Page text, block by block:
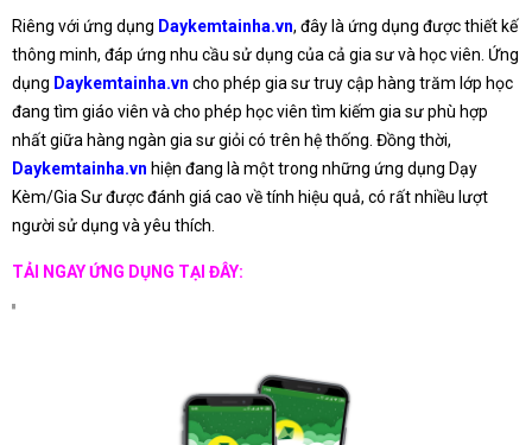
Riêng với ứng dụng Daykemtainha.vn, đây là ứng dụng được thiết kế
thông minh, đáp ứng nhu cầu sử dụng của cả gia sư và học viên. Ứng
dụng Daykemtainha.vn cho phép gia sư truy cập hàng trăm lớp học
đang tìm giáo viên và cho phép học viên tìm kiếm gia sư phù hợp
nhất giữa hàng ngàn gia sư giỏi có trên hệ thống. Đồng thời,
Daykemtainha.vn hiện đang là một trong những ứng dụng Dạy
Kèm/Gia Sư được đánh giá cao về tính hiệu quả, có rất nhiều lượt
người sử dụng và yêu thích.
TẢI NGAY ỨNG DỤNG TẠI ĐÂY: